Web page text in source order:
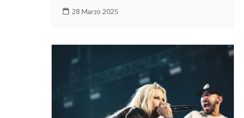
28 Marzo 2025